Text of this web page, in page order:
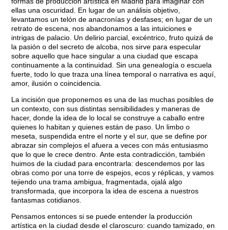
ellas una oscuridad. En lugar de un análisis objetivo,
levantamos un telón de anacronías y desfases; en lugar de un
retrato de escena, nos abandonamos a las intuiciones e
intrigas de palacio. Un delirio parcial, excéntrico, fruto quizá de
la pasión o del secreto de alcoba, nos sirve para especular
sobre aquello que hace singular a una ciudad que escapa
continuamente a la continuidad. Sin una genealogía o escuela
fuerte, todo lo que traza una línea temporal o narrativa es aquí,
amor, ilusión o coincidencia.
La incisión que proponemos es una de las muchas posibles de
un contexto, con sus distintas sensibilidades y maneras de
hacer, donde la idea de lo local se construye a caballo entre
quienes lo habitan y quienes están de paso. Un limbo o
meseta, suspendida entre el norte y el sur, que se define por
abrazar sin complejos el afuera a veces con más entusiasmo
que lo que le crece dentro. Ante esta contradicción, también
huimos de la ciudad para encontrarla: descendemos por las
obras como por una torre de espejos, ecos y réplicas, y vamos
tejiendo una trama ambigua, fragmentada, ojalá algo
transformada, que incorpora la idea de escena a nuestros
fantasmas cotidianos.
Pensamos entonces si se puede entender la producción
artística en la ciudad desde el claroscuro: cuando tamizado, en